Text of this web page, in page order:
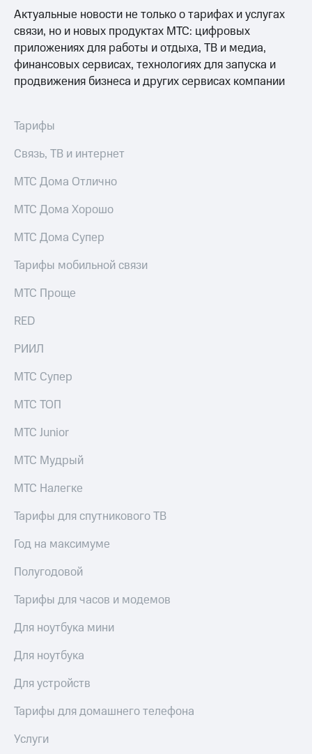
Актуальные новости не только о тарифах и услугах
связи, но и новых продуктах МТС: цифровых
приложениях для работы и отдыха, ТВ и медиа,
финансовых сервисах, технологиях для запуска и
продвижения бизнеса и других сервисах компании
Тарифы
Связь, ТВ и интернет
МТС Дома Отлично
МТС Дома Хорошо
МТС Дома Супер
Тарифы мобильной связи
МТС Проще
RED
РИИЛ
МТС Супер
МТС ТОП
МТС Junior
МТС Мудрый
МТС Налегке
Тарифы для спутникового ТВ
Год на максимуме
Полугодовой
Тарифы для часов и модемов
Для ноутбука мини
Для ноутбука
Для устройств
Тарифы для домашнего телефона
Услуги